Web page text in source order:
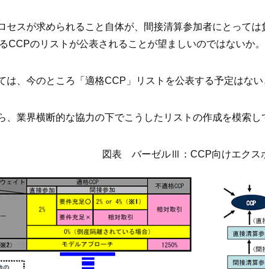
セスが求められること自体が、間接清算参加者にとって
CCPのリストが公表されることが望ましいのではないか。
は、今のところ「適格CCP」リストを公表する予定はない
、業界横断的な協力の下でこうしたリストの作成を模索し
図表 バーゼルⅢ：CCP向けエクス